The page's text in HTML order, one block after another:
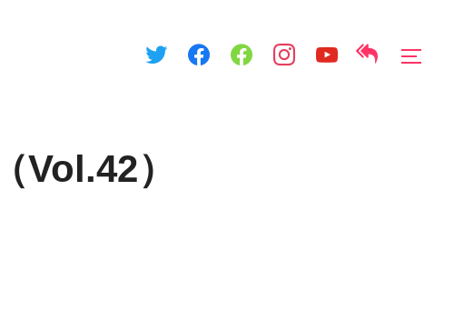
サイ
）